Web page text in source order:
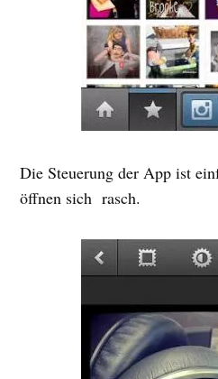
Die Steuerung der App ist
öffnen sich rasch.